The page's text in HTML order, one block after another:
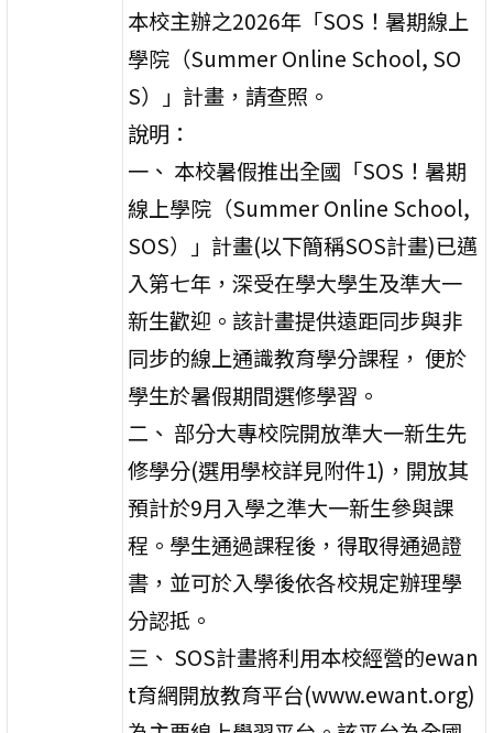
本校主辦之2026年「SOS！暑期線上
學院（Summer Online School, SO
S）」計畫，請查照。
說明：
一、 本校暑假推出全國「SOS！暑期
線上學院（Summer Online School,
SOS）」計畫(以下簡稱SOS計畫)已邁
入第七年，深受在學大學生及準大一
新生歡迎。該計畫提供遠距同步與非
同步的線上通識教育學分課程， 便於
學生於暑假期間選修學習。
二、 部分大專校院開放準大一新生先
修學分(選用學校詳見附件1)，開放其
預計於9月入學之準大一新生參與課
程。學生通過課程後，得取得通過證
書，並可於入學後依各校規定辦理學
分認抵。
三、 SOS計畫將利用本校經營的ewan
t育網開放教育平台(www.ewant.org)